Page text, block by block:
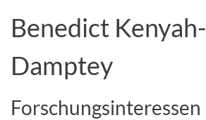
Benedict Kenyah-
Damptey
Forschungsinteressen